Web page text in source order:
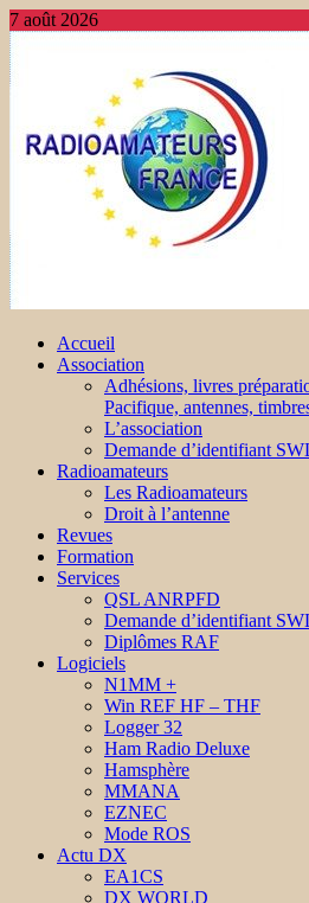
7 août 2026
Accueil
Association
Adhésions, livres
Pacifique, antennes,
L’association
Demande d’identifiant
Radioamateurs
Les Radioamateurs
Droit à l’antenne
Revues
Formation
Services
QSL ANRPFD
Demande d’identifiant
Diplômes RAF
Logiciels
N1MM +
Win REF HF – THF
Logger 32
Ham Radio Deluxe
Hamsphère
MMANA
EZNEC
Mode ROS
Actu DX
EA1CS
DX WORLD